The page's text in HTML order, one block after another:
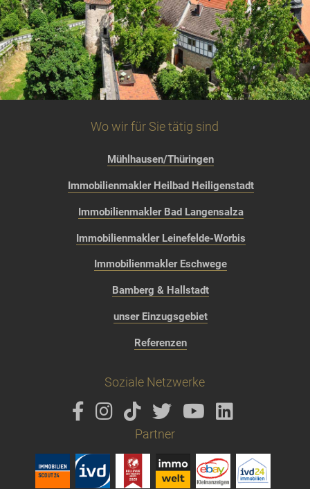
Wo wir für Sie tätig sind
Mühlhausen/Thüringen
Immobilienmakler Heilbad Heiligenstadt
Immobilienmakler Bad Langensalza
Immobilienmakler Leinefelde-Worbis
Immobilienmakler Eschwege
Bamberg & Hallstadt
unser Einzugsgebiet
Referenzen
Soziale Netzwerke
Partner